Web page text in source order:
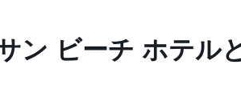
ン ビーチ ホテル